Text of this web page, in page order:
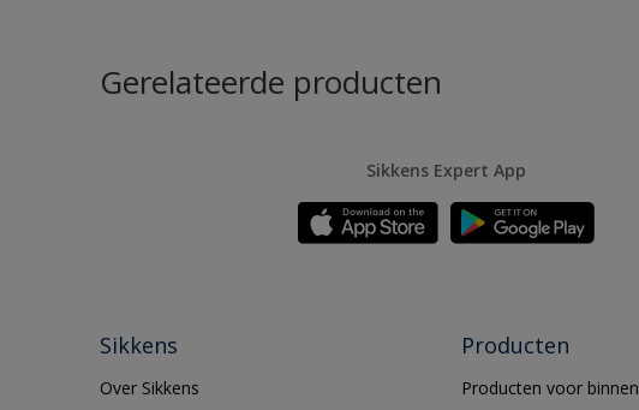
Gerelateerde producten
Sikkens Expert App
Sikkens
Over Sikkens
Producten
Producten voor binnen